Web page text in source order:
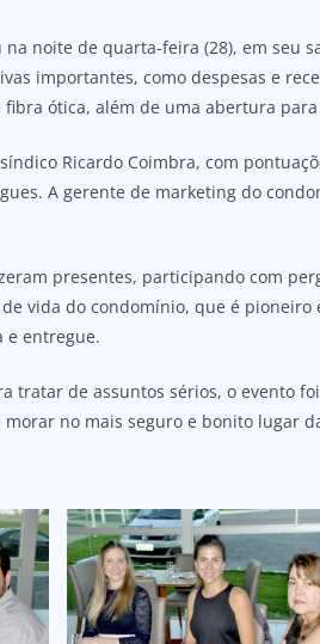
noite de quarta-feira (28), em seu
importantes, como despesas e
ótica, além de uma abertura para
Ricardo Coimbra, com
A gerente de marketing do
presentes, participando com
vida do condomínio, que é pioneiro
entregue.
tratar de assuntos sérios, o evento
no mais seguro e bonito lugar